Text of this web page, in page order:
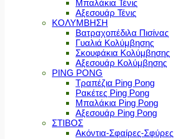
Μπαλάκια Τένις
Αξεσουάρ Τένις
ΚΟΛΥΜΒΗΣΗ
Βατραχοπέδιλα Πισίνας
Γυαλιά Κολύμβησης
Σκουφάκια Κολύμβησης
Αξεσουάρ Κολύμβησης
PING PONG
Τραπέζια Ping Pong
Ρακέτες Ping Pong
Μπαλάκια Ping Pong
Αξεσουάρ Ping Pong
ΣΤΙΒΟΣ
Ακόντια-Σφαίρες-Σφύρες